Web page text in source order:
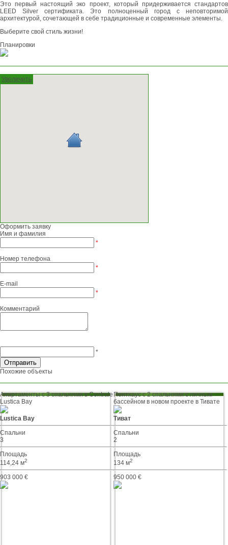
Это первый настоящий эко проект, который придерживается стандартов
LEED Silver сертификата. Это полноценный город с неповторимой
архитектурой, сочетающей в себе традиционные и современные элементы.
Выберите свой стиль жизни!
Планировки
Увеличить
Оформить заявку
Имя и фамилия
*
Номер телефона
*
E-mail
*
Комментарий
*
Похожие объекты
Апартаменты с 3 спальнями в Centrale
Lustica Bay
Lustica Bay
Спальни
3
Площадь
114,24 м2
903 000 €
Пентхаус с 2 спальнями с личным
бассейном в новом проекте в Тивате
Тиват
Спальни
2
Площадь
134 м2
950 000 €